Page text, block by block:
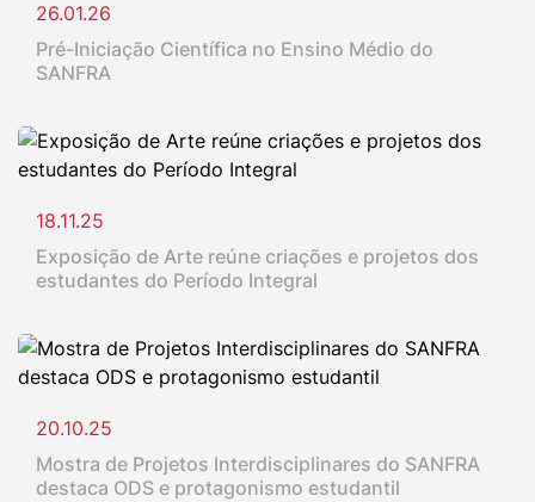
26.01.26
Pré-Iniciação Científica no Ensino Médio do
SANFRA
18.11.25
Exposição de Arte reúne criações e projetos dos
estudantes do Período Integral
20.10.25
Mostra de Projetos Interdisciplinares do SANFRA
destaca ODS e protagonismo estudantil